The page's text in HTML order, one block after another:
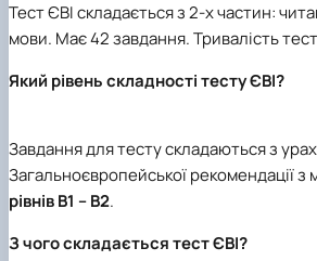
Тест ЄВІ складається з 2-х частин:
мови. Має 42 завдання. Тривалість
Який рівень складності тесту ЄВІ?
Завдання для тесту складаються з
Загальноєвропейської рекомендації з
рівнів В1 – В2.
З чого складається тест ЄВІ?